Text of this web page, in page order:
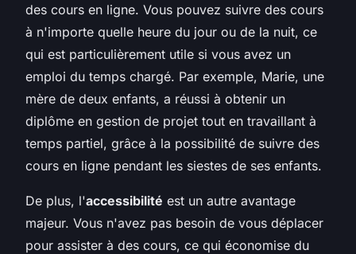
des cours en ligne. Vous pouvez suivre des cours
à n'importe quelle heure du jour ou de la nuit, ce
qui est particulièrement utile si vous avez un
emploi du temps chargé. Par exemple, Marie, une
mère de deux enfants, a réussi à obtenir un
diplôme en gestion de projet tout en travaillant à
temps partiel, grâce à la possibilité de suivre des
cours en ligne pendant les siestes de ses enfants.
De plus, l'accessibilité est un autre avantage
majeur. Vous n'avez pas besoin de vous déplacer
pour assister à des cours, ce qui économise du